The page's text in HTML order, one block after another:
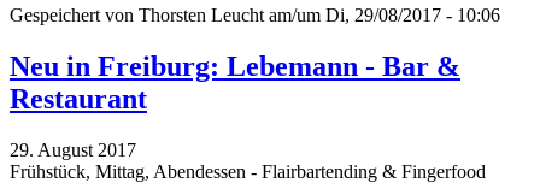
Gespeichert von Thorsten Leucht am/um Di, 29/08/2017 - 10:06
Neu in Freiburg: Lebemann - Bar &
Restaurant
29. August 2017
Frühstück, Mittag, Abendessen - Flairbartending & Fingerfood